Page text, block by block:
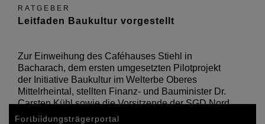
RATGEBER
Leitfaden Baukultur vorgestellt
Zur Einweihung des Caféhauses Stiehl in
Bacharach, dem ersten umgesetzten Pilotprojekt
der Initiative Baukultur im Welterbe Oberes
Mittelrheintal, stellten Finanz- und Bauminister Dr.
Carsten Kühl sowie die Vorsitzende der SGD Nord
und…
Fortbildungsträgerportal